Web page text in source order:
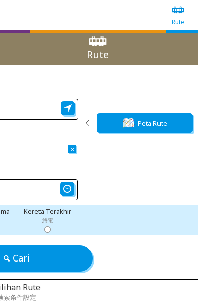
Rute
Rute
×
Peta Rute
Kereta Terakhir
終電
Cari
Rute
索条件設定